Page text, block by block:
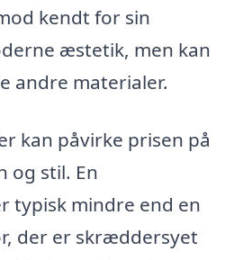
kendt for sin
æstetik, men kan
andre materialer.
kan påvirke prisen på
og stil. En
typisk mindre end en
der er skræddersyet